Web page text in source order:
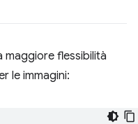
maggiore flessibilità
le immagini: